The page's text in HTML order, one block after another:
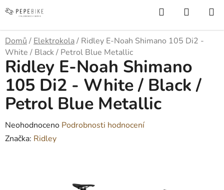
na
Hledat
KOŠÍK
Domů / Elektrokola/ Ridley E-Noah Shimano 105 Di2 -
White / Black / Petrol Blue Metallic
Ridley E-Noah Shimano
105 Di2 - White / Black /
Petrol Blue Metallic
Průměrné
hodnocení
Neohodnoceno Podrobnosti hodnocení
Značka: Ridley